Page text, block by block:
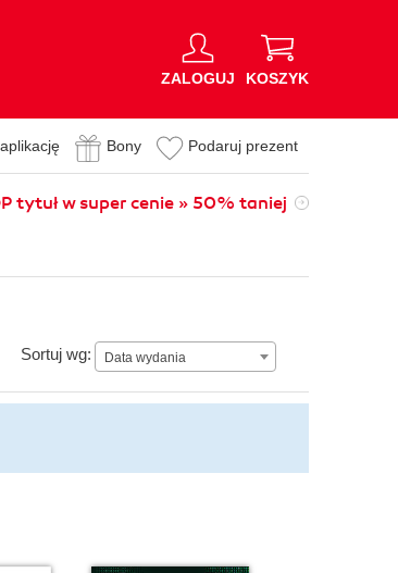
ZALOGUJ KOSZYK
Bony Podaruj prezent
tytuł w super cenie » 50% taniej
Sortuj wg: Data wydania
Data wydania